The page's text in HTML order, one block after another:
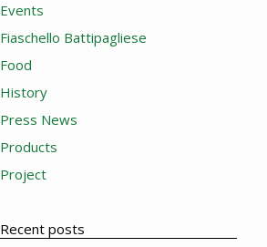
Events
Fiaschello Battipagliese
Food
History
Press News
Products
Project
Recent posts